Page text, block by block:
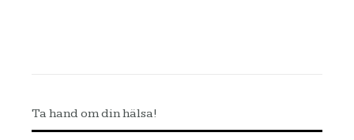
Ta hand om din hälsa!